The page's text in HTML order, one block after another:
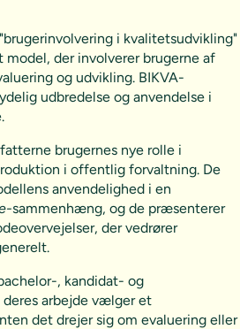
i kvalitetsudvikling"
der involverer brugerne af
og udvikling. BIKVA-
udbredelse og anvendelse i
brugernes nye rolle i
i offentlig forvaltning. De
anvendelighed i en
sammenhæng, og de præsenterer
der vedrører
, kandidat- og
deres arbejde vælger et
det drejer sig om evaluering eller